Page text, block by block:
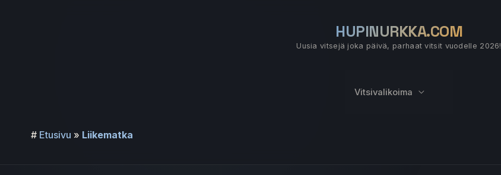
HUPINURKKA.COM
Uusia vitsejä joka päivä, parhaat vitsit vuodelle 2026!
Vitsivalikoima
# Etusivu » Liikematka